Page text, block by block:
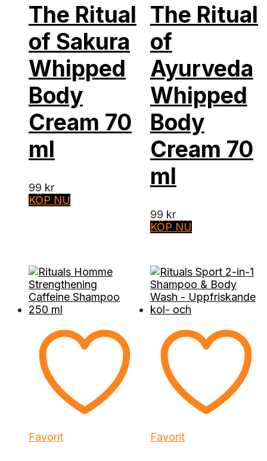
The Ritual
of Sakura
Whipped
Body
Cream 70
ml
99 kr
KÖP NU
The Ritual
of
Ayurveda
Whipped
Body
Cream 70
ml
99 kr
KÖP NU
Favorit Favorit